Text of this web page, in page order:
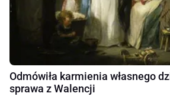
Odmówiła karmienia własnego
sprawa z Walencji